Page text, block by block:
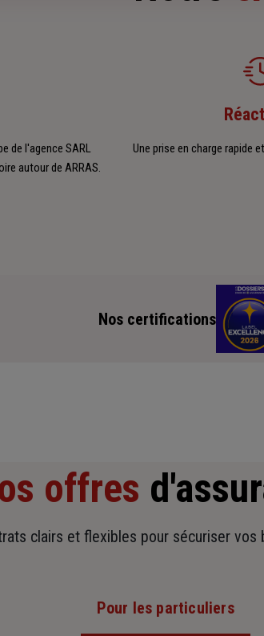
de l'agence SARL
autour de ARRAS.
Une prise en charge rapide
Nos certifications
offres
clairs et flexibles pour sécuriser vos
Pour les particuliers